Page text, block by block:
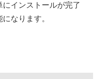
インストールが完了
なります。